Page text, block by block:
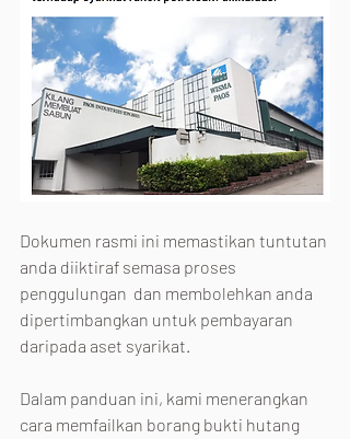
Dokumen rasmi ini memastikan tuntutan
anda diiktiraf semasa proses
penggulungan  dan membolehkan anda
dipertimbangkan untuk pembayaran
daripada aset syarikat.
Dalam panduan ini, kami menerangkan
cara memfailkan borang bukti hutang